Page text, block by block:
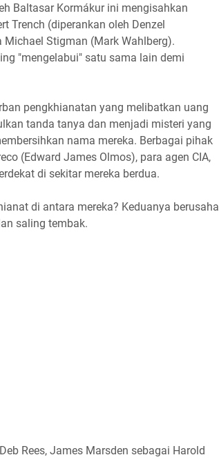
Baltasar Kormákur ini mengisahkan
Trench (diperankan oleh Denzel
Stigman (Mark Wahlberg).
"mengelabui" satu sama lain demi
pengkhianatan yang melibatkan uang
tanda tanya dan menjadi misteri yang
nama mereka. Berbagai pihak
(Edward James Olmos), para agen CIA,
di sekitar mereka berdua.
di antara mereka? Keduanya berusaha
saling tembak.
Rees, James Marsden sebagai Harold